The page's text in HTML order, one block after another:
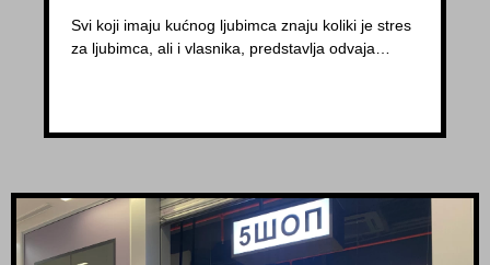
Svi koji imaju kućnog ljubimca znaju koliki je stres
za ljubimca, ali i vlasnika, predstavlja odvaja…